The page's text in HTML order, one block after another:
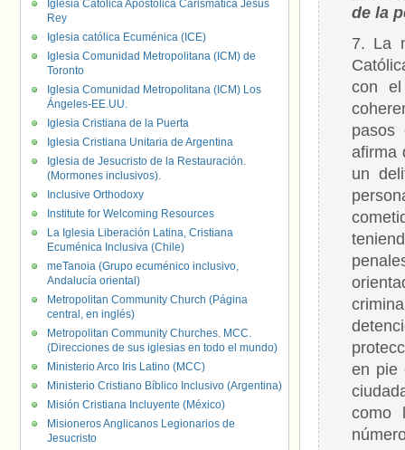
de la
7. La
con el
afirma
un
en pie
como
Iglesia Católica Apostólica Carismática Jesús
Rey
Iglesia católica Ecuménica (ICE)
Iglesia Comunidad Metropolitana (ICM) de
Toronto
Iglesia Comunidad Metropolitana (ICM) Los
Ángeles-EE.UU.
Iglesia Cristiana de la Puerta
Iglesia Cristiana Unitaria de Argentina
Iglesia de Jesucristo de la Restauración.
(Mormones inclusivos).
Inclusive Orthodoxy
Institute for Welcoming Resources
La Iglesia Liberación Latina, Cristiana
Ecuménica Inclusiva (Chile)
meTanoia (Grupo ecuménico inclusivo,
Andalucía oriental)
Metropolitan Community Church (Página
central, en inglés)
Metropolitan Community Churches. MCC.
(Direcciones de sus iglesias en todo el mundo)
Ministerio Arco Iris Latino (MCC)
Ministerio Cristiano Bíblico Inclusivo (Argentina)
Misión Cristiana Incluyente (México)
Misioneros Anglicanos Legionarios de
Jesucristo